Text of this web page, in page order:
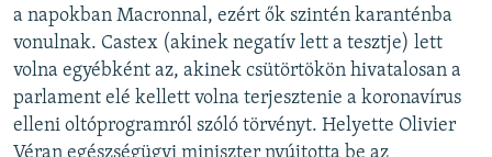
a napokban Macronnal, ezért ők szintén karanténba
vonulnak. Castex (akinek negatív lett a tesztje) lett
volna egyébként az, akinek csütörtökön hivatalosan a
parlament elé kellett volna terjesztenie a koronavírus
elleni oltóprogramról szóló törvényt. Helyette Olivier